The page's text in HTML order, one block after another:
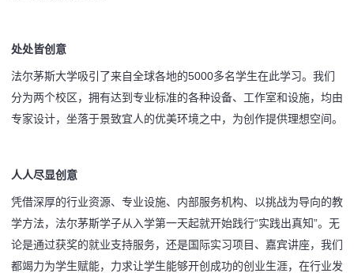
处处皆创意
法尔茅斯大学吸引了来自全球各地的5000多名学生在此学习。我们
分为两个校区，拥有达到专业标准的各种设备、工作室和设施，均由
专家设计，坐落于景致宜人的优美环境之中，为创作提供理想空间。
人人尽显创意
凭借深厚的行业资源、专业设施、内部服务机构、以挑战为导向的教
学方法，法尔茅斯学子从入学第一天起就开始践行“实践出真知”。无
论是通过获奖的就业支持服务，还是国际实习项目、嘉宾讲座，我们
都竭力为学生赋能，力求让学生能够开创成功的创业生涯，在行业发